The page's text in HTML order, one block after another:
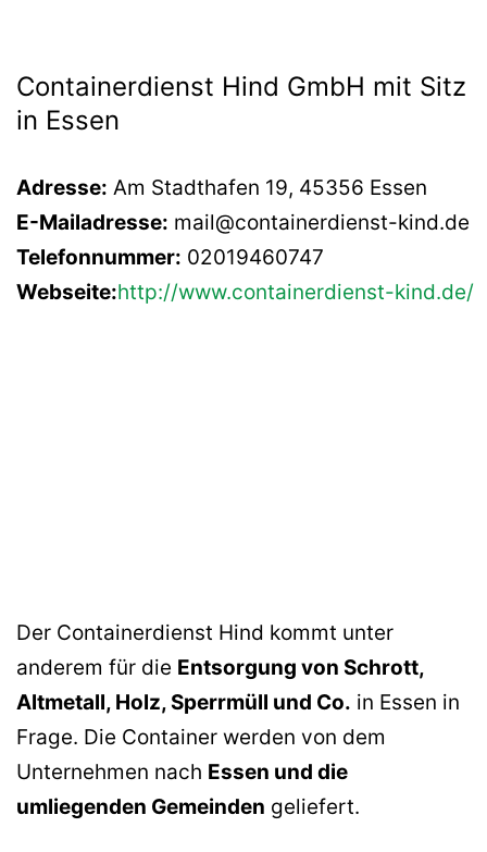
Containerdienst Hind GmbH mit Sitz
in Essen
Adresse: Am Stadthafen 19, 45356 Essen
E-Mailadresse: mail@containerdienst-kind.de
Telefonnummer: 02019460747
Webseite:http://www.containerdienst-kind.de/
Der Containerdienst Hind kommt unter
anderem für die Entsorgung von Schrott,
Altmetall, Holz, Sperrmüll und Co. in Essen in
Frage. Die Container werden von dem
Unternehmen nach Essen und die
umliegenden Gemeinden geliefert.